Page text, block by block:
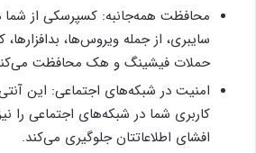
محافظت همه‌جانبه: کسپرسکی از شما
سایبری، از جمله ویروس‌ها، بدافزارها،
حملات فیشینگ و هک محافظت
امنیت در شبکه‌های اجتماعی: این
کاربری شما در شبکه‌های اجتماعی را
افشای اطلاعاتتان جلوگیری می‌کند.